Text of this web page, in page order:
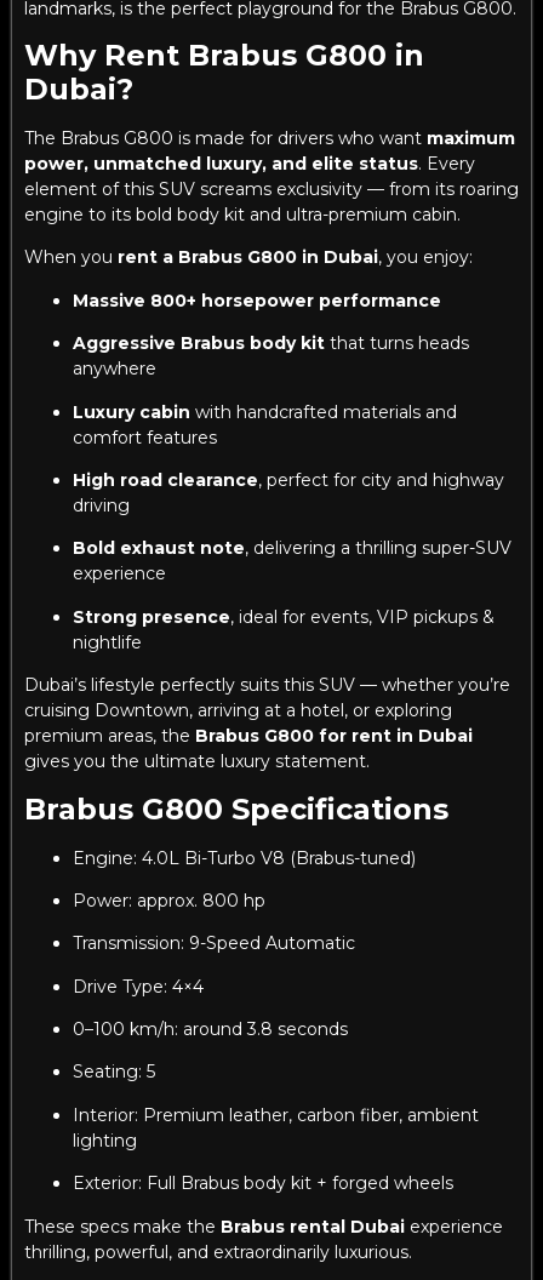
landmarks, is the perfect playground for the Brabus G800.
Why Rent Brabus G800 in
Dubai?
The Brabus G800 is made for drivers who want maximum
power, unmatched luxury, and elite status. Every
element of this SUV screams exclusivity — from its roaring
engine to its bold body kit and ultra-premium cabin.
When you rent a Brabus G800 in Dubai, you enjoy:
Massive 800+ horsepower performance
Aggressive Brabus body kit that turns heads
anywhere
Luxury cabin with handcrafted materials and
comfort features
High road clearance, perfect for city and highway
driving
Bold exhaust note, delivering a thrilling super-SUV
experience
Strong presence, ideal for events, VIP pickups &
nightlife
Dubai’s lifestyle perfectly suits this SUV — whether you’re
cruising Downtown, arriving at a hotel, or exploring
premium areas, the Brabus G800 for rent in Dubai
gives you the ultimate luxury statement.
Brabus G800 Specifications
Engine: 4.0L Bi-Turbo V8 (Brabus-tuned)
Power: approx. 800 hp
Transmission: 9-Speed Automatic
Drive Type: 4×4
0–100 km/h: around 3.8 seconds
Seating: 5
Interior: Premium leather, carbon fiber, ambient
lighting
Exterior: Full Brabus body kit + forged wheels
These specs make the Brabus rental Dubai experience
thrilling, powerful, and extraordinarily luxurious.